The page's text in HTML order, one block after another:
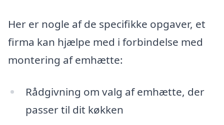
Her er nogle af de specifikke opgaver, et
firma kan hjælpe med i forbindelse med
montering af emhætte:
Rådgivning om valg af emhætte, der
passer til dit køkken